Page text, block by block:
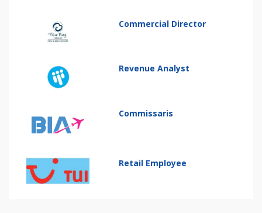
Commercial Director
Revenue Analyst
Commissaris
Retail Employee